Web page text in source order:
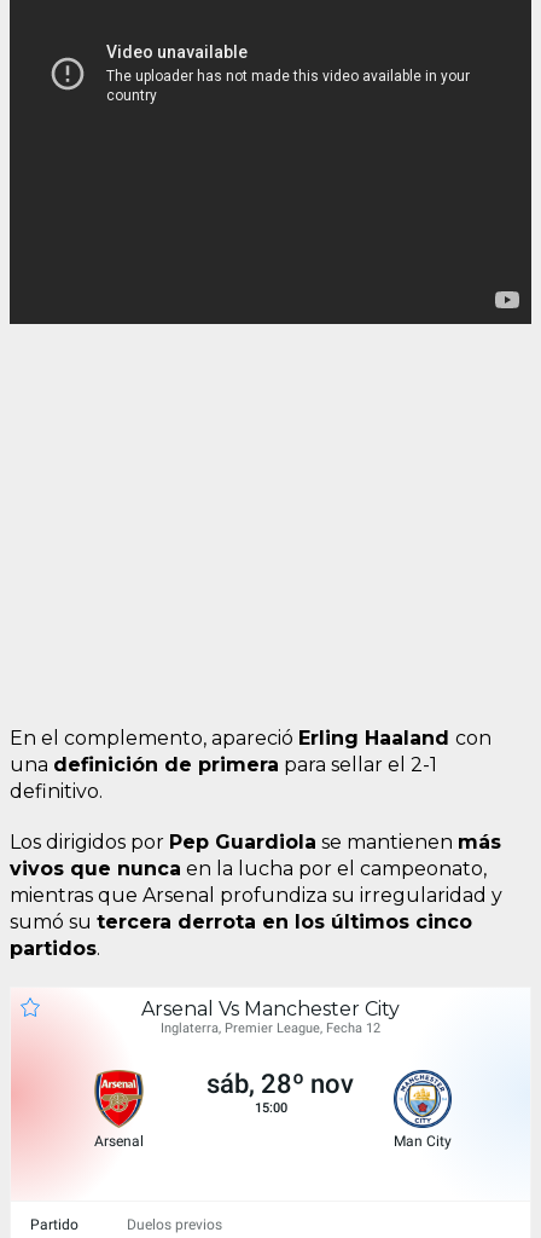
En el complemento, apareció Erling Haaland con
una definición de primera para sellar el 2-1
definitivo.
Los dirigidos por Pep Guardiola se mantienen más
vivos que nunca en la lucha por el campeonato,
mientras que Arsenal profundiza su irregularidad y
sumó su tercera derrota en los últimos cinco
partidos.
Arsenal Vs Manchester City
Inglaterra, Premier League, Fecha 12
Arsenal
sáb, 28º nov
15:00
Man City
Partido Duelos previos